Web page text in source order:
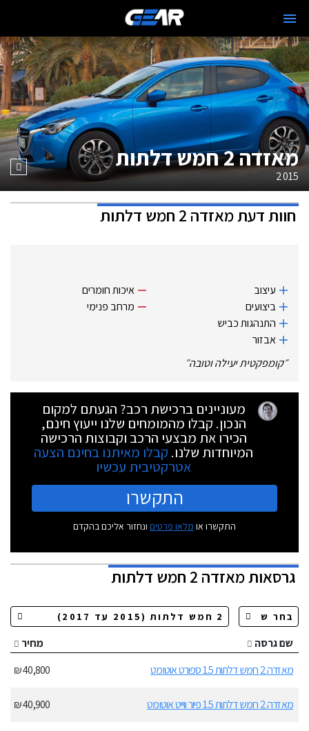
מאזדה 2 חמש דלתות
2015
חוות דעתמאזדה 2 חמש דלתות
עיצוב
ביצועים
התנהגות כביש
אבזור
איכות חומרים
מרחב פנימי
״קומפקטית יעילה וטובה״
מעוניינים ברכישת רכב? הגעתם למקום
הנכון. קבלו מהמומחים שלנו ייעוץ חינם,
הכירו את מבצעי הרכב וקבוצות הרכישה
המיוחדות שלנו. קבלו מאיתנו בחינם הצעה
אטרקטיבית עכשיו
התקשרו
התקשרו או מלאו פרטים ונחזור אליכם בהקדם
גרסאותמאזדה 2 חמש דלתות
שם גרסה
מחיר
מאזדה 2 חמש דלתות 1.5 ספורט אוטומט
40,800 ₪
מאזדה 2 חמש דלתות 1.5 פיור ווייט אוטומט 40,900 ₪